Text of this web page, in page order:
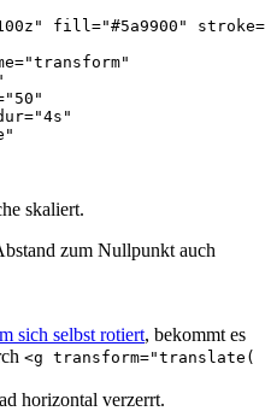
fill="#5a9900"
stroke=
"transform"
"50"
"4s"
skaliert.
zum Nullpunkt auch
sich selbst rotiert, bekommt es
<g transform="translate(
horizontal verzerrt.